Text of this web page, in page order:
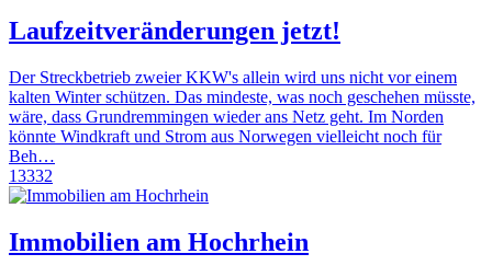
Laufzeitveränderungen jetzt!
Der Streckbetrieb zweier KKW's allein wird uns nicht vor einem
kalten Winter schützen. Das mindeste, was noch geschehen müsste,
wäre, dass Grundremmingen wieder ans Netz geht. Im Norden
könnte Windkraft und Strom aus Norwegen vielleicht noch für
Beh…
13332
Immobilien am Hochrhein